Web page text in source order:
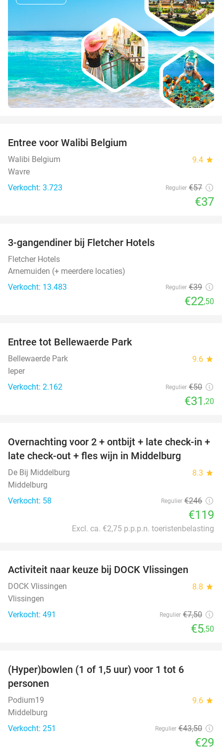
Entree voor Walibi Belgium
Walibi Belgium 9.4 star
Wavre
Verkocht: 3.723
Regulier €57
€37
3-gangendiner bij Fletcher Hotels
Fletcher Hotels
Arnemuiden (+ meerdere locaties)
Verkocht: 13.483
Regulier €39
€22,50
Entree tot Bellewaerde Park
Bellewaerde Park 9.6 star
Ieper
Verkocht: 2.162
Regulier €50
€31 ,20
52%
Overnachting voor 2 + ontbijt + late check-in +
late check-out + fles wijn in Middelburg
De Bij Middelburg 8.3 star
Middelburg
Verkocht: 58
Regulier €246
€119
Excl. ca. €2,75 p.p.p.n. toeristenbelasting
Activiteit naar keuze bij DOCK Vlissingen
DOCK Vlissingen 8.8 star
Vlissingen
Verkocht: 491
Regulier €7,50
€5,50
(Hyper)bowlen (1 of 1,5 uur) voor 1 tot 6
personen
Podium19 9.6 star
Middelburg
Verkocht: 251
Regulier €43,50
€29